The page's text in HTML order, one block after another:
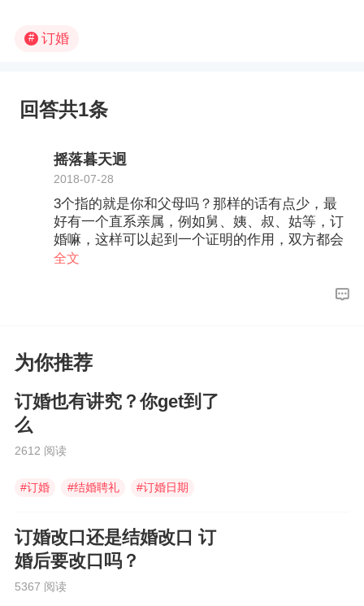
# 订婚
回答共1条
摇落暮天迥
2018-07-28
3个指的就是你和父母吗？那样的话有点少，最
好有一个直系亲属，例如舅、姨、叔、姑等，订
婚嘛，这样可以起到一个证明的作用，双方都会
有直系亲属参加的。
全文
为你推荐
订婚也有讲究？你get到了
么
2612 阅读
#订婚 #结婚聘礼 #订婚日期
订婚改口还是结婚改口 订
婚后要改口吗？
5367 阅读